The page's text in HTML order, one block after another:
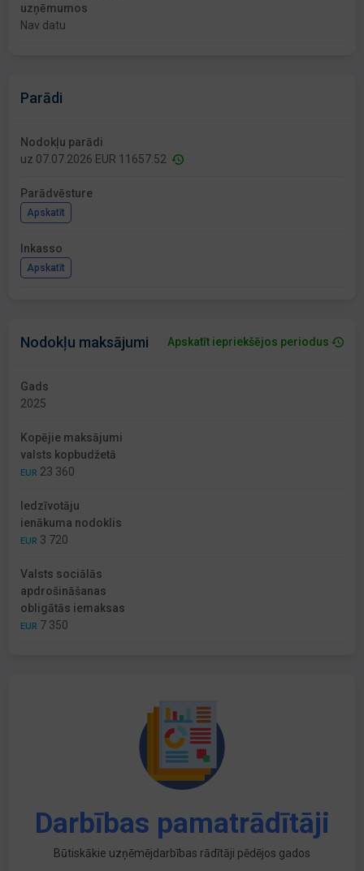
uzņēmumos
Nav datu
Parādi
Nodokļu parādi
uz 07.07.2026 EUR 11657.52
Parādvēsture
Apskatīt
Inkasso
Apskatīt
Nodokļu maksājumi Apskatīt iepriekšējos periodus
Gads
2025
Kopējie maksājumi
valsts kopbudžetā
EUR 23 360
Iedzīvotāju
ienākuma nodoklis
EUR 3 720
Valsts sociālās
apdrošināšanas
obligātās iemaksas
EUR 7 350
Darbības pamatrādītāji
Būtiskākie uzņēmējdarbības rādītāji pēdējos gados